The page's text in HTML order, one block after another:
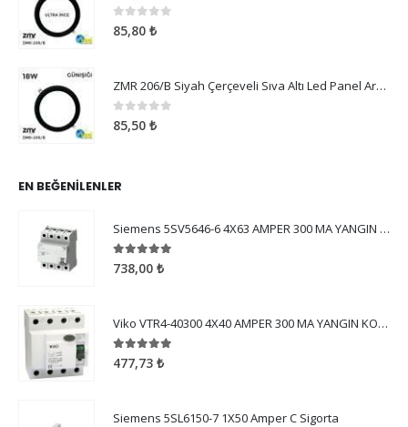
05 üzerinden
85,80 ₺
ZMR 206/B Siyah Çerçeveli Sıva Altı Led Panel Armatür 18W Günışığı
05 üzerinden
85,50 ₺
EN BEĞENILENLER
Siemens 5SV5646-6 4X63 AMPER 300 MA YANGIN KORUMA
5.005 üzerinden
738,00 ₺
Viko VTR4-40300 4X40 AMPER 300 MA YANGIN KORUMA
5.005 üzerinden
477,73 ₺
Siemens 5SL6150-7 1X50 Amper C Sigorta